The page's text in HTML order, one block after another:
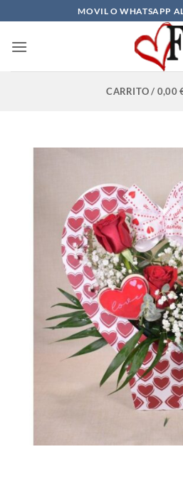
al
contenido
MOVIL O WHATSAPP
CARRITO / 0,00